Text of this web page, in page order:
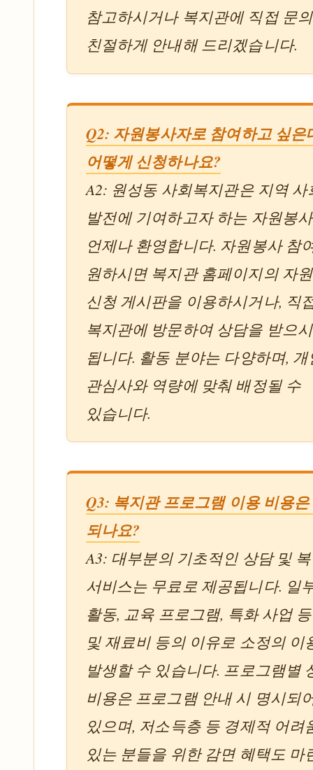
참고하시거나 복지관에 직접 문
친절하게 안내해 드리겠습니다.
Q2: 자원봉사자로 참여하고 싶은
어떻게 신청하나요?
A2: 원성동 사회복지관은 지역 사
발전에 기여하고자 하는 자원봉
언제나 환영합니다. 자원봉사 참
원하시면 복지관 홈페이지의 자
신청 게시판을 이용하시거나, 직
복지관에 방문하여 상담을 받으
됩니다. 활동 분야는 다양하며,
관심사와 역량에 맞춰 배정될 수
있습니다.
Q3: 복지관 프로그램 이용 비용
되나요?
A3: 대부분의 기초적인 상담 및
서비스는 무료로 제공됩니다. 일
활동, 교육 프로그램, 특화 사업
및 재료비 등의 이유로 소정의 이
발생할 수 있습니다. 프로그램별
비용은 프로그램 안내 시 명시되
있으며, 저소득층 등 경제적 어려
있는 분들을 위한 감면 혜택도 마